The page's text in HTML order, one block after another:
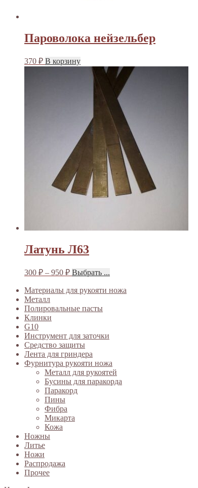
Пароволока нейзельбер
370 ₽ В корзину
Латунь Л63
300 ₽ – 950 ₽ Выбрать ...
Материалы для рукояти ножа
Металл
Полировальные пасты
Клинки
G10
Инструмент для заточки
Средство защиты
Лента для гриндера
Фурнитура рукояти ножа
Металл для рукоятей
Бусины для паракорда
Паракорд
Пины
Фибра
Микарта
Кожа
Ножны
Литье
Ножи
Распродажа
Прочее